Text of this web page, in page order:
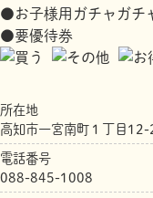
●お子様用ガチャガチ
●要優待券
所在地
高知市一宮南町１丁目12-
電話番号
088-845-1008